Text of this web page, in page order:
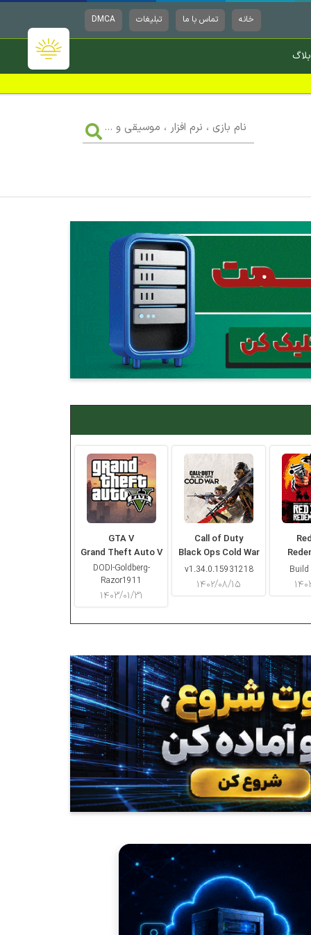
خانه تماس با ما تبلیغات DMCA
بازی
،
GTA V
Grand Theft Auto V
DODI-Goldberg-
Razor1911
۱۴۰۳/۰۱/۳۱
Call of Duty
Black Ops Cold War
v1.34.0.15931218
۱۴۰۲/۰۸/۱۵ ۱۷